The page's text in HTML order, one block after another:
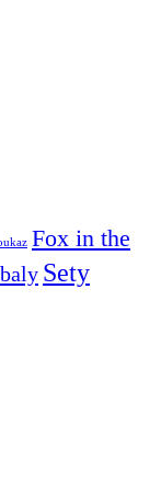
Fox in the
Sety